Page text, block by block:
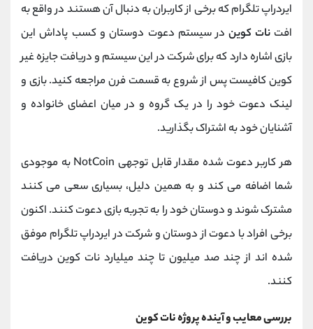
ایردراپ تلگرام که برخی از کاربران به دنبال آن هستند در واقع به
افتنات کویندر سیستم دعوت دوستان و کسب پاداش این
بازی اشاره دارد که برای شرکت در این سیستم و دریافت جایزه غیر
کوین کافیست پس از شروع به قسمت فرن مراجعه کنید. بازی و
لینک دعوت خود را در یک گروه و در میان اعضای خانواده و
آشنایان خود به اشتراک بگذارید.
هر کاربر دعوت شده مقدار قابل توجهی NotCoin به موجودی
شما اضافه می کند و به همین دلیل، بسیاری سعی می کنند
مشترک شوند و دوستان خود را به تجربه بازی دعوت کنند. اکنون
برخی افراد با دعوت از دوستان و شرکت در ایردراپ تلگرام موفق
شده اند از چند صد میلیون تا چند میلیارد نات کوین دریافت
کنند.
بررسی معایب و آینده پروژه نات کوین